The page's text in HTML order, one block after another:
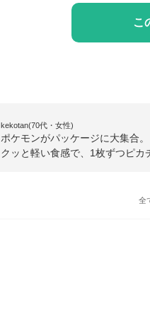
こ
kekotan(70代・女性)
ポケモンがパッケージに大集合
クッと軽い食感で、1枚ずつピ
全